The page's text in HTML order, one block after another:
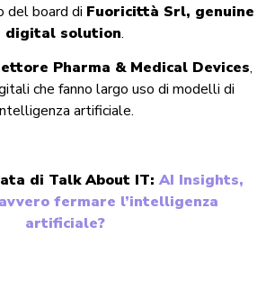
del board di Fuoricittà Srl, genuine
digital solution.
Pharma & Medical Devices,
che fanno largo uso di modelli di
artificiale.
di Talk About IT: AI Insights,
fermare l’intelligenza
artificiale?